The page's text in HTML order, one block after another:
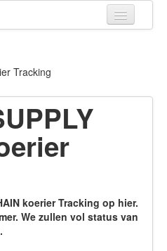
Tracking
koerier Tracking op hier.
We zullen vol status van